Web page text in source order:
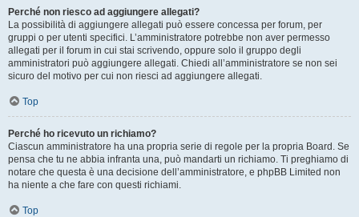
Perché non riesco ad aggiungere allegati?
La possibilità di aggiungere allegati può essere concessa per forum, per
gruppi o per utenti specifici. L’amministratore potrebbe non aver permesso
allegati per il forum in cui stai scrivendo, oppure solo il gruppo degli
amministratori può aggiungere allegati. Chiedi all’amministratore se non sei
sicuro del motivo per cui non riesci ad aggiungere allegati.
Top
Perché ho ricevuto un richiamo?
Ciascun amministratore ha una propria serie di regole per la propria Board. Se
pensa che tu ne abbia infranta una, può mandarti un richiamo. Ti preghiamo di
notare che questa è una decisione dell’amministratore, e phpBB Limited non
ha niente a che fare con questi richiami.
Top